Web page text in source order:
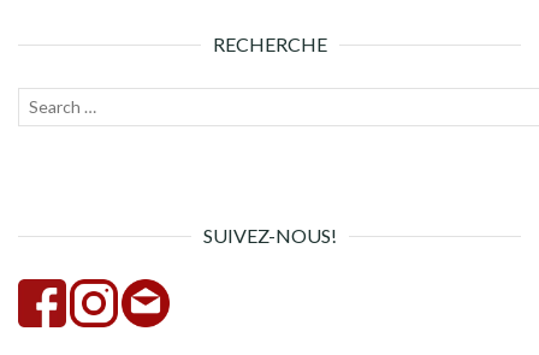
RECHERCHE
Recherche
SUIVEZ-NOUS!